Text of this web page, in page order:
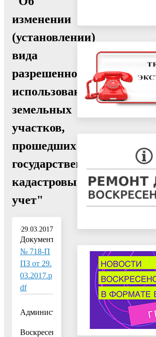
изменении
(установлении)
вида
разрешенного
использования
земельных
участков,
прошедших
государственный
кадастровый
учет"
29.03.2017
Документ:
№ 718-П
ПЗ от 29.
03.2017.p
df
Администрация
Воскресенского